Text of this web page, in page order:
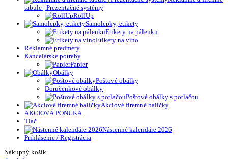
tabule | Prezentačné systémy
RollUp
Samolepky, etikety
Etikety na pálenku
Etikety na víno
Reklamné predmety
Kancelárske potreby
Papier
Obálky
Poštové obálky
Doručenkové obálky
Poštové obálky s potlačou
Akciové firemné balíčky
AKCIOVÁ PONUKA
Tlač
Nástenné kalendáre 2026
Prihlásenie / Registrácia
Nákupný košík